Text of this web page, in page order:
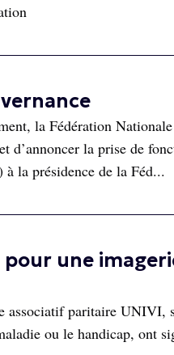
la Fédération
d’annoncer la prise de
la présidence de la Féd...
une
paritaire UNIVI,
ou le handicap, ont